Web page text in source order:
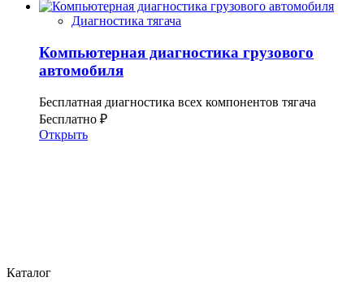
Диагностика тягача
Компьютерная диагностика грузового
автомобиля
Бесплатная диагностика всех компонентов тягача
Бесплатно ₽
Открыть
Каталог